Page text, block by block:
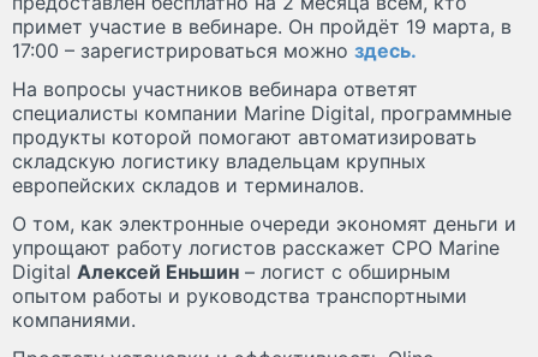
примет участие в вебинаре. Он пройдёт 19 марта, в
17:00 – зарегистрироваться можно здесь.
На вопросы участников вебинара ответят
специалисты компании Marine Digital, программные
продукты которой помогают автоматизировать
складскую логистику владельцам крупных
европейских складов и терминалов.
О том, как электронные очереди экономят деньги и
упрощают работу логистов расскажет СРО Marine
Digital Алексей Еньшин – логист с обширным
опытом работы и руководства транспортными
компаниями.